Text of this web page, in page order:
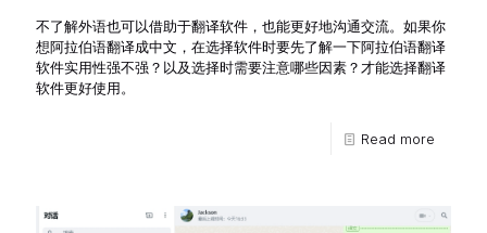
不了解外语也可以借助于翻译软件，也能更好地沟通交流。如果你
想阿拉伯语翻译成中文，在选择软件时要先了解一下阿拉伯语翻译
软件实用性强不强？以及选择时需要注意哪些因素？才能选择翻译
软件更好使用。
Read more